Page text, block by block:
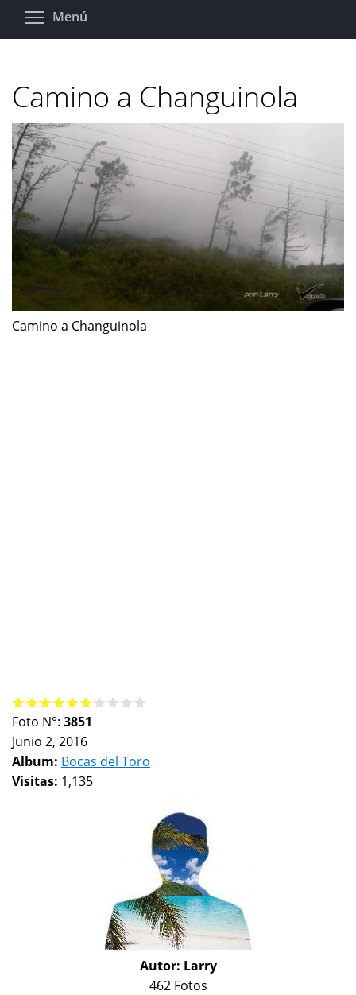
Pasar
Menú
Camino a Changuinola
Camino a Changuinola
Foto N°: 3851
Junio 2, 2016
Album: Bocas del Toro
Visitas: 1,135
Autor: Larry
462 Fotos